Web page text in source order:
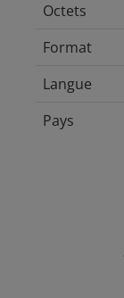
Octets
Format
Langue
Pays